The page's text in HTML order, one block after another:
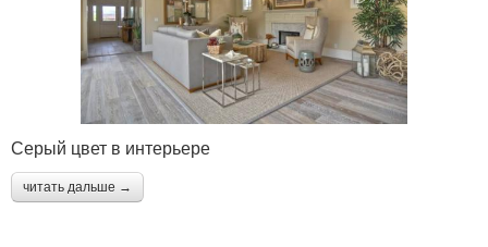
Серый цвет в интерьере
читать дальше →